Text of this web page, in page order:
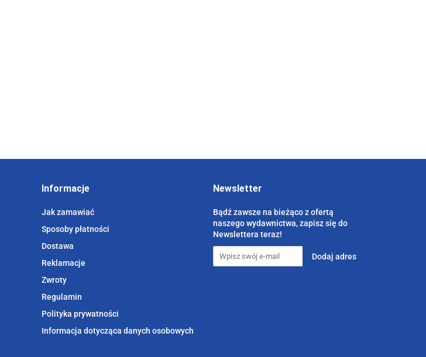
Informacje
Jak zamawiać
Sposoby płatności
Dostawa
Reklamacje
Zwroty
Regulamin
Polityka prywatności
Informacja dotycząca danych osobowych
Newsletter
Bądź zawsze na bieżąco z ofertą
naszego wydawnictwa, zapisz się do
Newslettera teraz!